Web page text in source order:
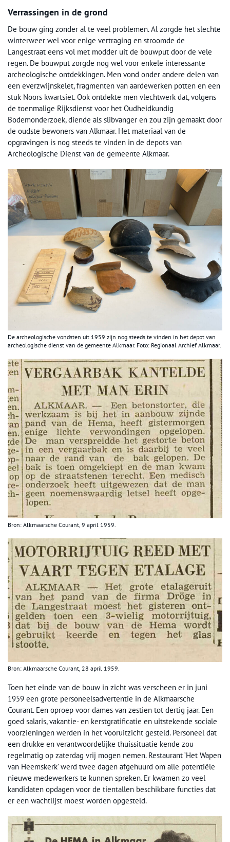
Verrassingen in de grond
De bouw ging zonder al te veel problemen. Al zorgde het slechte
winterweer wel voor enige vertraging en stroomde de
Langestraat eens vol met modder uit de bouwput door de vele
regen. De bouwput zorgde nog wel voor enkele interessante
archeologische ontdekkingen. Men vond onder andere delen van
een everzwijnskelet, fragmenten van aardewerken potten en een
stuk Noors kwartsiet. Ook ontdekte men vlechtwerk dat, volgens
de toenmalige Rijksdienst voor het Oudheidkundig
Bodemonderzoek, diende als slibvanger en zou zijn gemaakt door
de oudste bewoners van Alkmaar. Het materiaal van de
opgravingen is nog steeds te vinden in de depots van
Archeologische Dienst van de gemeente Alkmaar.
De archeologische vondsten uit 1959 zijn nog steeds te vinden in het depot van
archeologische dienst van de gemeente Alkmaar. Foto: Regionaal Archief Alkmaar.
Bron: Alkmaarsche Courant, 9 april 1959.
Bron: Alkmaarsche Courant, 28 april 1959.
Toen het einde van de bouw in zicht was verscheen er in juni
1959 een grote personeelsadvertentie in de Alkmaarsche
Courant. Een oproep voor dames van zestien tot dertig jaar. Een
goed salaris, vakantie- en kerstgratificatie en uitstekende sociale
voorzieningen werden in het vooruitzicht gesteld. Personeel dat
een drukke en verantwoordelijke thuissituatie kende zou
regelmatig op zaterdag vrij mogen nemen. Restaurant ‘Het Wapen
van Heemskerk’ werd twee dagen afgehuurd om alle potentiële
nieuwe medewerkers te kunnen spreken. Er kwamen zo veel
kandidaten opdagen voor de tientallen beschikbare functies dat
er een wachtlijst moest worden opgesteld.